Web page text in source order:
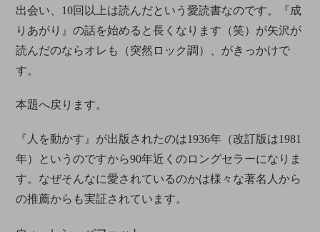
出会い、10回以上は読んだという愛読書なのです。『成
りあがり』の話を始めると長くなります（笑）が矢沢が
読んだのならオレも（突然ロック調）、がきっかけで
す。
本題へ戻ります。
『人を動かす』が出版されたのは1936年（改訂版は1981
年）というのですから90年近くのロングセラーになりま
す。なぜそんなに愛されているのかは様々な著名人から
の推薦からも実証されています。